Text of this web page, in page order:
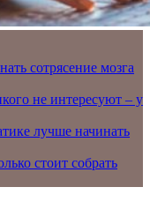
сотрясение мозга
не интересуют – у
лучше начинать
стоит собрать